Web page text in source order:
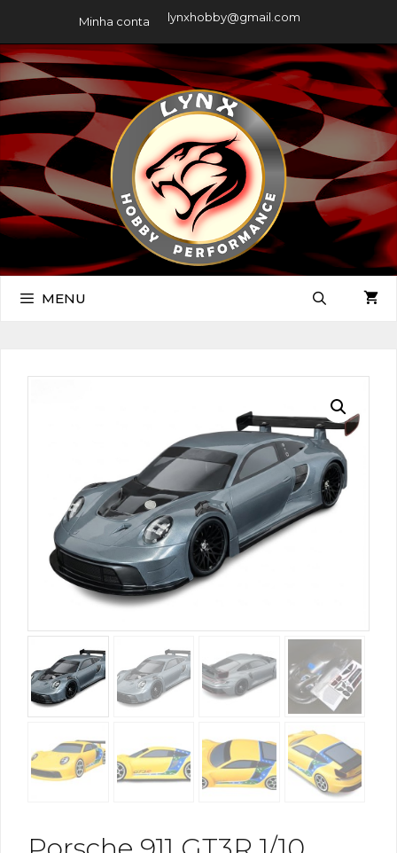
Minha conta lynxhobby@gmail.com
MENU